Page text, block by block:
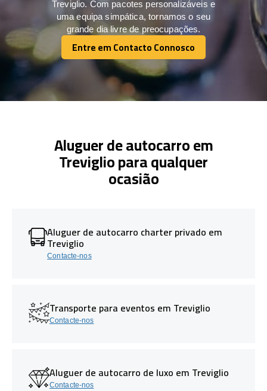
Treviglio. Com pacotes personalizáveis e
uma equipa simpática, tornamos o seu
grande dia livre de preocupações.
Entre em Contacto Connosco
Entre em Contacto Connosco
Aluguer de autocarro em
Treviglio para qualquer
ocasião
Aluguer de autocarro charter privado em
Treviglio
Contacte-nos
Transporte para eventos em Treviglio
Contacte-nos
Aluguer de autocarro de luxo em Treviglio
Contacte-nos